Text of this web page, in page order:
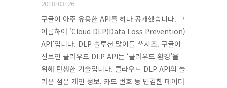
2018-03-26
구글이 아주 유용한 API를 하나 공개했습니다. 그
이름하여 ‘Cloud DLP(Data Loss Prevention)
API’입니다. DLP 솔루션 많이들 쓰시죠. 구글이
선보인 클라우드 DLP API는 ‘클라우드 환경’을
위해 탄생한 기술입니다. 클라우드 DLP API의 놀
라운 점은 개인 정보, 카드 번호 등 민감한 데이터